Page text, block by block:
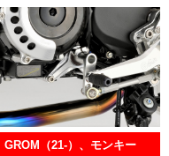
GROM（21-）、モンキー